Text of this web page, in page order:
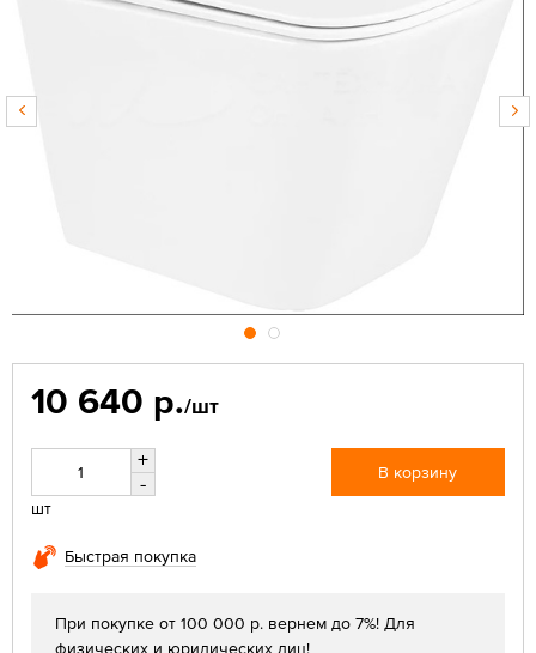
10 640 р./шт
+
-
шт
В корзину
Быстрая покупка
При покупке от 100 000 р. вернем до 7%! Для
физических и юридических лиц!